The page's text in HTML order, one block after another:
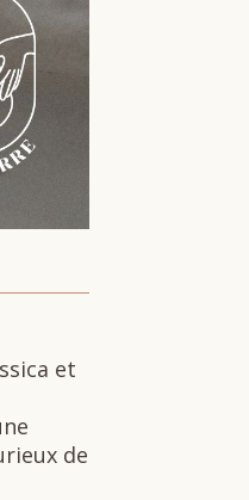
et
de